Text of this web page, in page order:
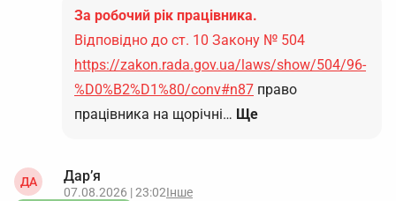
За кілька днів уточніть у відповідальному
органі (Мінагрополітики / профільне
міністерство чи ОВА, залежно від того, хто
надавав критичність), чи прийнято пакет
саме як спрощене підтвердження.
Якщо ДАР не дає подати заявку взагалі
Зверніться до техпідтримки ДАР (контакти в
самому кабінеті) з описом проблеми і
За робочий рік працівника.
Відповідно до ст. 10 Закону № 504
https://zakon.rada.gov.ua/laws/show/504/96-
%D0%B2%D1%80/conv#n87 право
працівника на щорічні… Ще
ДА Дар’я
07.08.2026 | 23:02Інше